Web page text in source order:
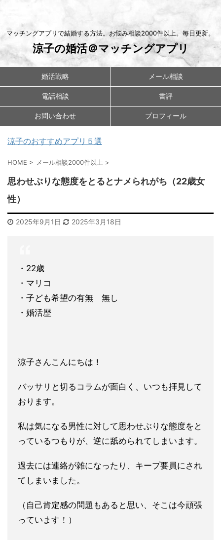
マッチングアプリで結婚する方法。お悩み相談2000件以上。毎日更新。
涼子の婚活＠マッチングアプリ
婚活戦略 メール相談
電話相談 書評
お問い合わせ プロフィール
涼子のおすすめアプリ５選
HOME > メール相談2000件以上 >
思わせぶりな態度をとるとナメられがち（22歳女
性）
2025年9月1日 2025年3月18日
・22歳
・マリコ
・子ども希望の有無 無し
・婚活歴
涼子さんこんにちは！
バッサリと切るコラムが面白く、いつも拝見して
おります。
私は気になる男性に対して思わせぶりな態度をと
っているつもりが、逆に舐められてしまいます。
過去には連絡が雑になったり、キープ要員にされ
てしまいました。
（自己肯定感の問題もあると思い、そこは今頑張
っています！）